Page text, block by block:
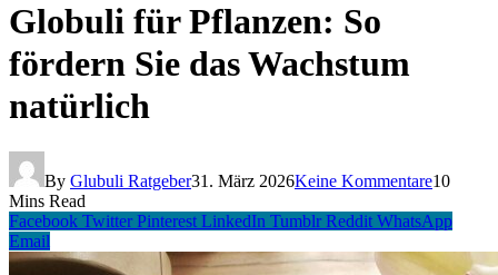
Globuli für Pflanzen: So
fördern Sie das Wachstum
natürlich
By Glubuli Ratgeber31. März 2026Keine Kommentare10
Mins Read
Facebook Twitter Pinterest LinkedIn Tumblr Reddit WhatsApp
Email